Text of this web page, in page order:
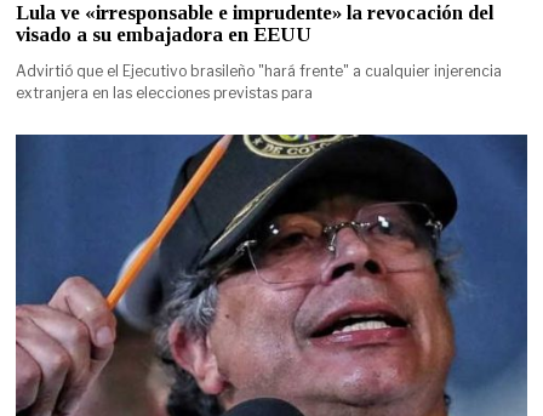
Lula ve «irresponsable e imprudente» la revocación del
visado a su embajadora en EEUU
Advirtió que el Ejecutivo brasileño "hará frente" a cualquier injerencia
extranjera en las elecciones previstas para